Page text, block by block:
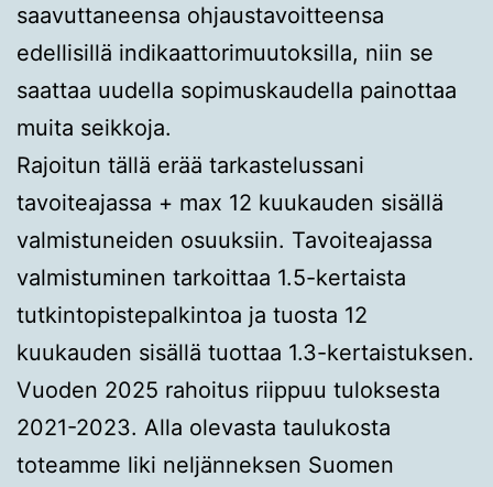
saavuttaneensa ohjaustavoitteensa
edellisillä indikaattorimuutoksilla, niin se
saattaa uudella sopimuskaudella painottaa
muita seikkoja.
Rajoitun tällä erää tarkastelussani
tavoiteajassa + max 12 kuukauden sisällä
valmistuneiden osuuksiin. Tavoiteajassa
valmistuminen tarkoittaa 1.5-kertaista
tutkintopistepalkintoa ja tuosta 12
kuukauden sisällä tuottaa 1.3-kertaistuksen.
Vuoden 2025 rahoitus riippuu tuloksesta
2021-2023. Alla olevasta taulukosta
toteamme liki neljänneksen Suomen